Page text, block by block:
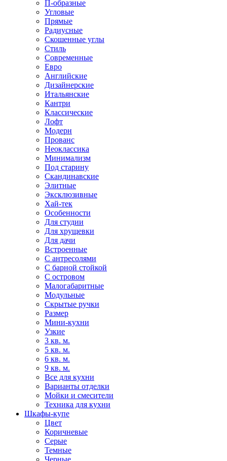
П-образные
Угловые
Прямые
Радиусные
Скошенные углы
Стиль
Современные
Евро
Английские
Дизайнерские
Итальянские
Кантри
Классические
Лофт
Модерн
Прованс
Неоклассика
Минимализм
Под старину
Скандинавские
Элитные
Эксклюзивные
Хай-тек
Особенности
Для студии
Для хрущевки
Для дачи
Встроенные
С антресолями
С барной стойкой
С островом
Малогабаритные
Модульные
Скрытые ручки
Размер
Мини-кухни
Узкие
3 кв. м.
5 кв. м.
6 кв. м.
9 кв. м.
Все для кухни
Варианты отделки
Мойки и смесители
Техника для кухни
Шкафы-купе
Цвет
Коричневые
Серые
Темные
Черные